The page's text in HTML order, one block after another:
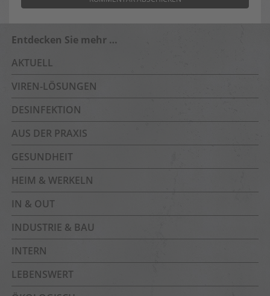
Entdecken Sie mehr …
AKTUELL
VIREN-LÖSUNGEN
DESINFEKTION
AUS DER PRAXIS
GESUNDHEIT
HEIM & WERKELN
IN & OUT
INDUSTRIE & BAU
INTERN
LEBENSWERT